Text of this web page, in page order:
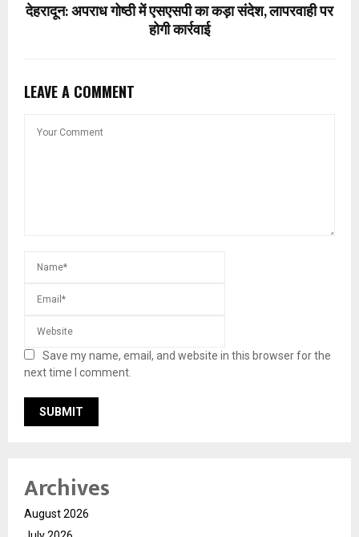
देहरादून: अपराध गोष्ठी में एसएसपी का कड़ा संदेश, लापरवाही पर
होगी कार्रवाई
LEAVE A COMMENT
Save my name, email, and website in this browser for the
next time I comment.
Archives
August 2026